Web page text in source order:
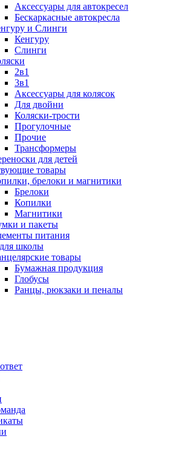
Аксессуары для автокресел
Бескаркасные автокресла
и Слинги
Кенгуру
Слинги
2в1
3в1
Аксессуары для колясок
Для двойни
Коляски-трости
Прогулочные
Прочие
Трансформеры
для детей
товары
брелоки и магнитики
Брелоки
Копилки
Магнитики
и пакеты
питания
школы
товары
Бумажная продукция
Глобусы
Ранцы, рюкзаки и пеналы